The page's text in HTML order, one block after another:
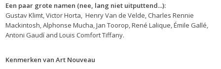
Een paar grote namen (nee, lang niet uitputtend...):
Gustav Klimt, Victor Horta, Henry Van de Velde, Charles Rennie
Mackintosh, Alphonse Mucha, Jan Toorop, René Lalique, Émile Gallé,
Antoni Gaudí and Louis Comfort Tiffany.
Kenmerken van Art Nouveau